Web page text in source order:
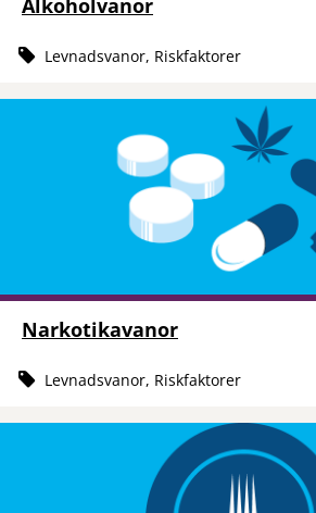
Alkoholvanor
Levnadsvanor, Riskfaktorer
Narkotikavanor
Levnadsvanor, Riskfaktorer